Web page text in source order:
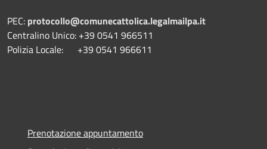
PEC: protocollo@comunecattolica.legalmailpa.it
Centralino Unico: +39 0541 966511
Polizia Locale: +39 0541 966611
Prenotazione appuntamento